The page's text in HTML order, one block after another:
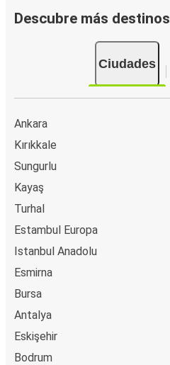
Descubre más destinos
Ciudades
Ankara
Kırıkkale
Sungurlu
Kayaş
Turhal
Estambul Europa
Istanbul Anadolu
Esmirna
Bursa
Antalya
Eskişehir
Bodrum